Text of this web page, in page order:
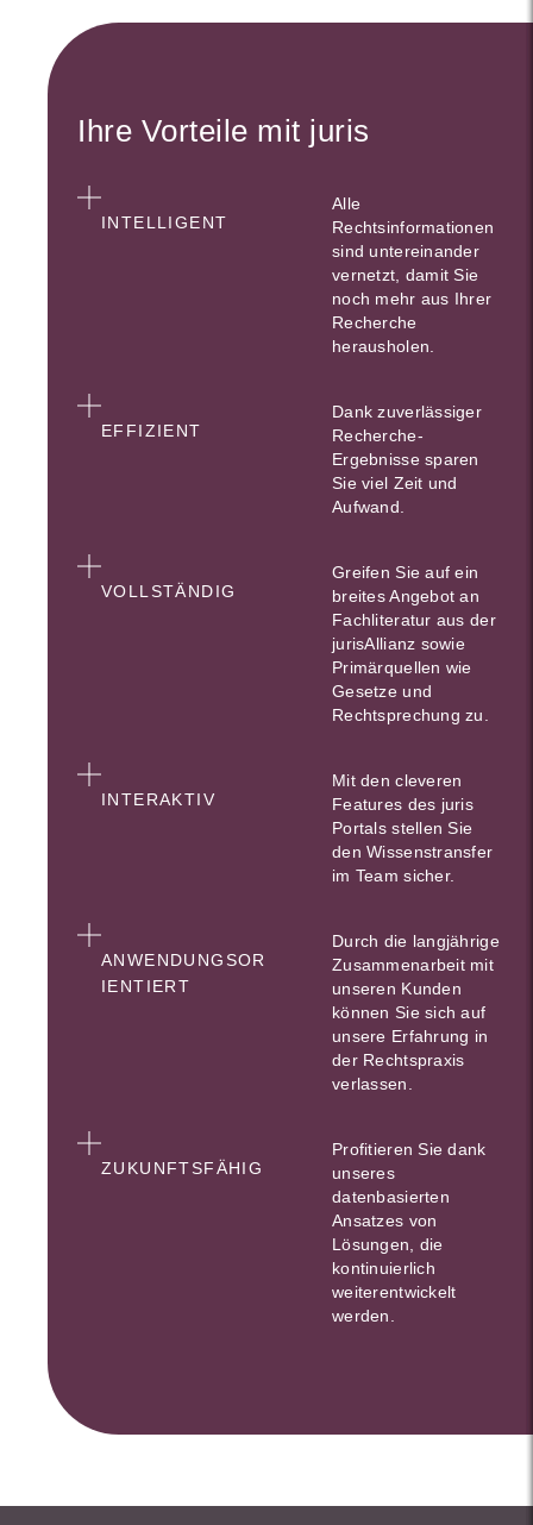
Ihre Vorteile mit juris
INTELLIGENT
Alle
Rechtsinformationen
sind untereinander
vernetzt, damit Sie
noch mehr aus Ihrer
Recherche
herausholen.
EFFIZIENT
Dank zuverlässiger
Recherche-
Ergebnisse sparen
Sie viel Zeit und
Aufwand.
VOLLSTÄNDIG
Greifen Sie auf ein
breites Angebot an
Fachliteratur aus der
jurisAllianz sowie
Primärquellen wie
Gesetze und
Rechtsprechung zu.
INTERAKTIV
Mit den cleveren
Features des juris
Portals stellen Sie
den Wissenstransfer
im Team sicher.
ANWENDUNGSOR
IENTIERT
Durch die langjährige
Zusammenarbeit mit
unseren Kunden
können Sie sich auf
unsere Erfahrung in
der Rechtspraxis
verlassen.
ZUKUNFTSFÄHIG
Profitieren Sie dank
unseres
datenbasierten
Ansatzes von
Lösungen, die
kontinuierlich
weiterentwickelt
werden.